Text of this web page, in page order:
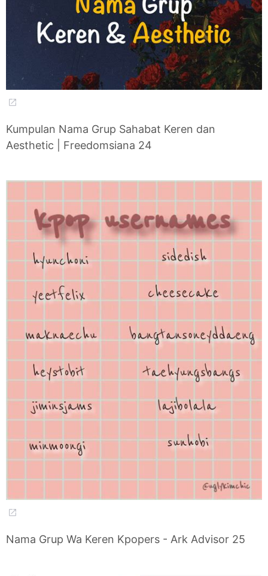
Kumpulan Nama Grup Sahabat Keren dan
Aesthetic | Freedomsiana 24
Nama Grup Wa Keren Kpopers - Ark Advisor 25